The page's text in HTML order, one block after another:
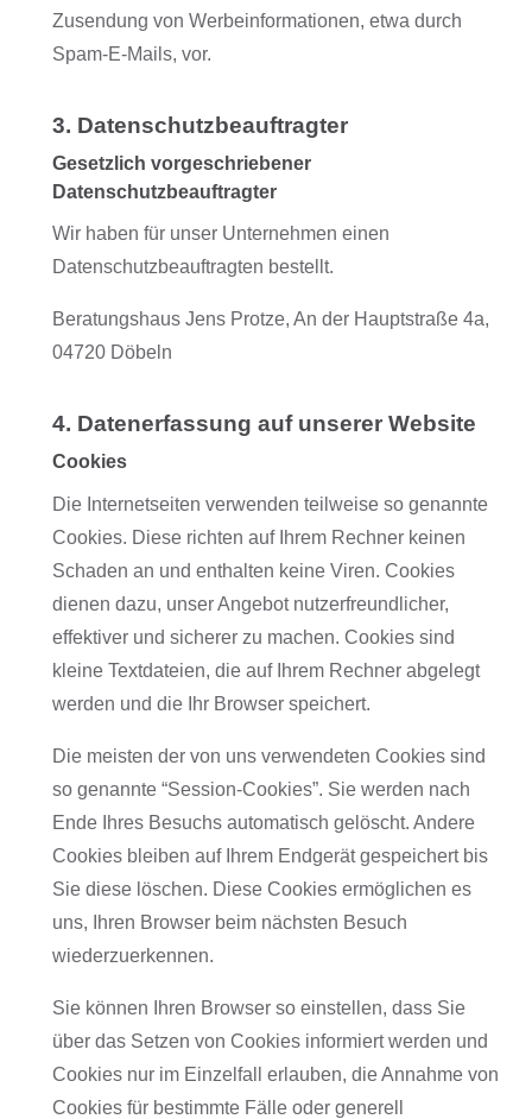
Zusendung von Werbeinformationen, etwa durch
Spam-E-Mails, vor.
3. Datenschutzbeauftragter
Gesetzlich vorgeschriebener
Datenschutzbeauftragter
Wir haben für unser Unternehmen einen
Datenschutzbeauftragten bestellt.
Beratungshaus Jens Protze, An der Hauptstraße 4a,
04720 Döbeln
4. Datenerfassung auf unserer Website
Cookies
Die Internetseiten verwenden teilweise so genannte
Cookies. Diese richten auf Ihrem Rechner keinen
Schaden an und enthalten keine Viren. Cookies
dienen dazu, unser Angebot nutzerfreundlicher,
effektiver und sicherer zu machen. Cookies sind
kleine Textdateien, die auf Ihrem Rechner abgelegt
werden und die Ihr Browser speichert.
Die meisten der von uns verwendeten Cookies sind
so genannte “Session-Cookies”. Sie werden nach
Ende Ihres Besuchs automatisch gelöscht. Andere
Cookies bleiben auf Ihrem Endgerät gespeichert bis
Sie diese löschen. Diese Cookies ermöglichen es
uns, Ihren Browser beim nächsten Besuch
wiederzuerkennen.
Sie können Ihren Browser so einstellen, dass Sie
über das Setzen von Cookies informiert werden und
Cookies nur im Einzelfall erlauben, die Annahme von
Cookies für bestimmte Fälle oder generell